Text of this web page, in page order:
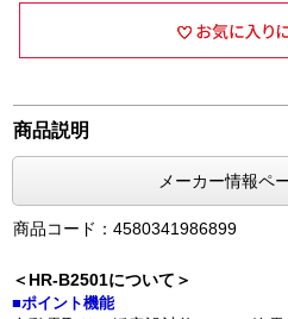
商品説明
メーカー情報ペ
商品コード：4580341986899
＜HR-B2501について＞
■ポイント機能